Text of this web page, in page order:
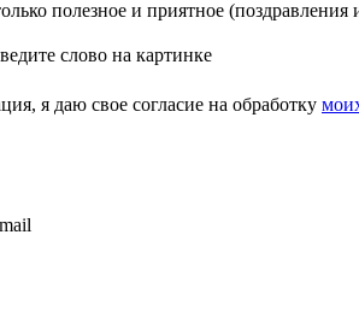
полезное и приятное
слово на картинке
я даю свое согласие на обработку